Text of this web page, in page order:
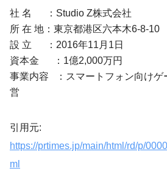
社 名 ：Studio Z株式会社
所 在 地：東京都港区六本木6-8-10
設 立 ：2016年11月1日
資本金 ：1億2,000万円
事業内容 ：スマートフォン向けゲ
営
引用元:
https://prtimes.jp/main/html/rd/p/
ml